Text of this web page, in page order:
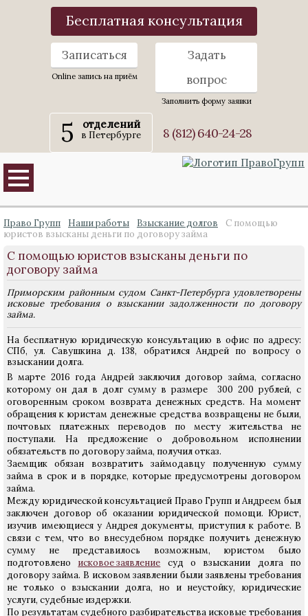
Бесплатная консультация
Записаться
Online запись на приём
Задать
вопрос
Заполнить форму заявки
5 отделений
в Петербурге 8 (812) 640-24-28
Право Групп Наши работы Взыскание долгов
С помощью
юристов взысканы деньги по договору займа
С помощью юристов взысканы деньги по
договору займа
Приморским районным судом Санкт-Петербурга удовлетворены
исковые требования о взыскании задолженности по договору
займа.
На бесплатную юридическую консультацию в офис по адресу:
СПб, ул. Савушкина д. 138, обратился Андрей по вопросу о
взыскании долга.
В марте 2016 года Андрей заключил договор займа, согласно
которому он дал в долг сумму в размере 300 200 рублей, с
оговоренным сроком возврата денежных средств. На момент
обращения к юристам денежные средства возвращены не были,
почтовых платежных переводов по месту жительства не
поступали. На предложение о добровольном исполнении
обязательств по договору займа, получил отказ.
Заемщик обязан возвратить займодавцу полученную сумму
займа в срок и в порядке, которые предусмотрены договором
займа.
Между юридической консультацией Право Групп и Андреем был
заключен договор об оказании юридической помощи. Юрист,
изучив имеющиеся у Андрея документы, приступил к работе. В
связи с тем, что во внесудебном порядке получить денежную
сумму не представилось возможным, юристом было
подготовлено исковое заявление суд о взыскании долга по
договору займа. В исковом заявлении были заявлены требования
не только о взыскании долга, но и неустойку, юридические
услуги, судебные издержки.
По результатам судебного разбирательства исковые требования